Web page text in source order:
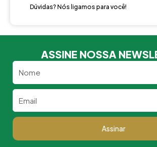
Dúvidas? Nós ligamos para você!
ASSINE NOSSA
Assinar